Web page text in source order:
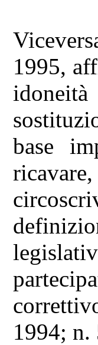
1995,
base
1994; n.